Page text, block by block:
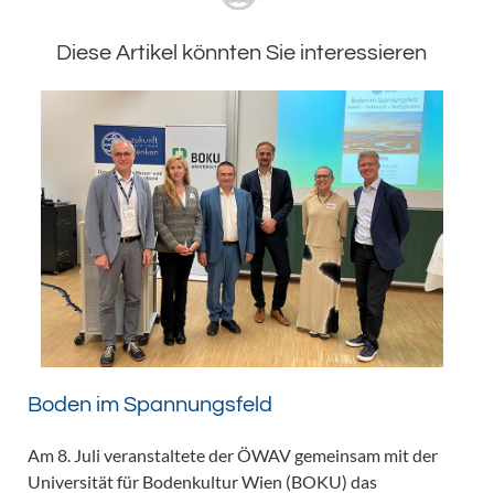
Diese Artikel könnten Sie interessieren
Boden im Spannungsfeld
Am 8. Juli veranstaltete der ÖWAV gemeinsam mit der
Universität für Bodenkultur Wien (BOKU) das